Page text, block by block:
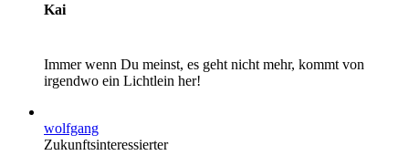
Kai
Immer wenn Du meinst, es geht nicht mehr, kommt von
irgendwo ein Lichtlein her!
wolfgang
Zukunftsinteressierter